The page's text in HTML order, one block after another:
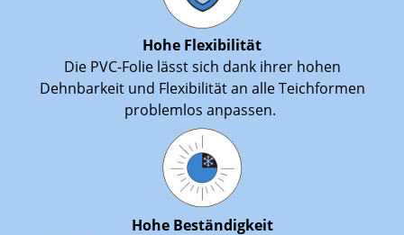
Hohe Flexibilität
Die PVC-Folie lässt sich dank ihrer hohen
Dehnbarkeit und Flexibilität an alle Teichformen
problemlos anpassen.